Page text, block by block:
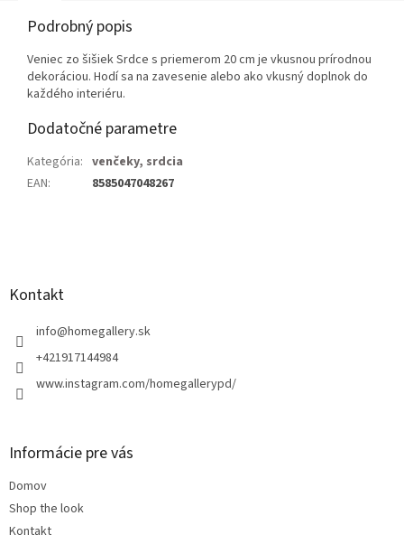
Podrobný popis
Veniec zo šišiek Srdce s priemerom 20 cm je vkusnou prírodnou
dekoráciou. Hodí sa na zavesenie alebo ako vkusný doplnok do
každého interiéru.
Dodatočné parametre
Kategória: venčeky, srdcia
EAN: 8585047048267
Kontakt
info@homegallery.sk
+421917144984
www.instagram.com/homegallerypd/
Informácie pre vás
Domov
Shop the look
Kontakt